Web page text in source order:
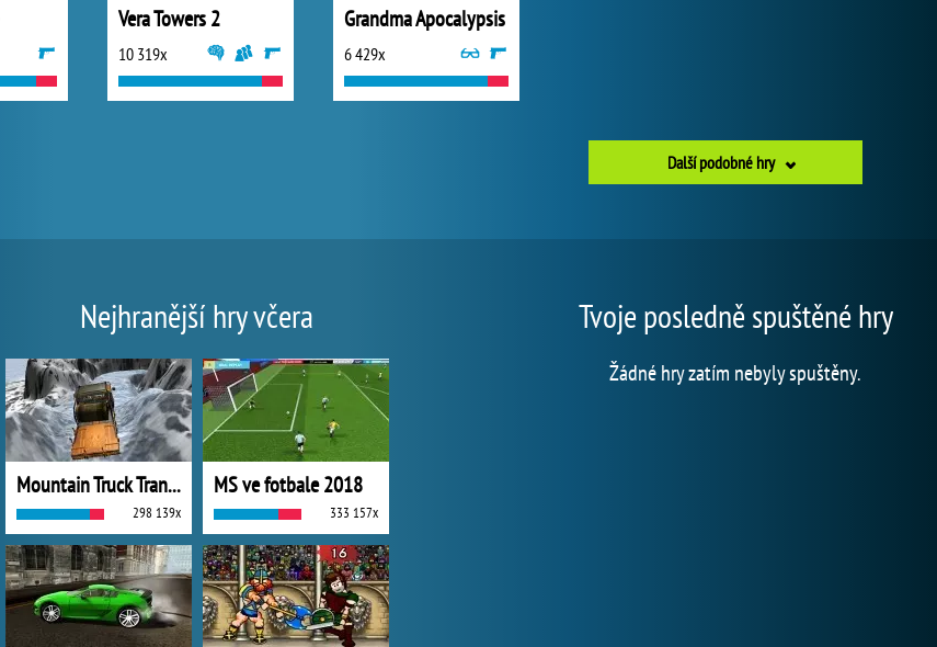
Vera Towers 2
10 319x
Grandma Apocalypsis
6 429x
Další podobné hry
Nejhranější hry včera
Mountain Truck Transport
298 139x
MS ve fotbale 2018
333 157x
Tvoje posledně spuštěné hry
Žádné hry zatím nebyly spuštěny.